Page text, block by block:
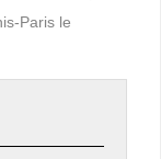
Paris le